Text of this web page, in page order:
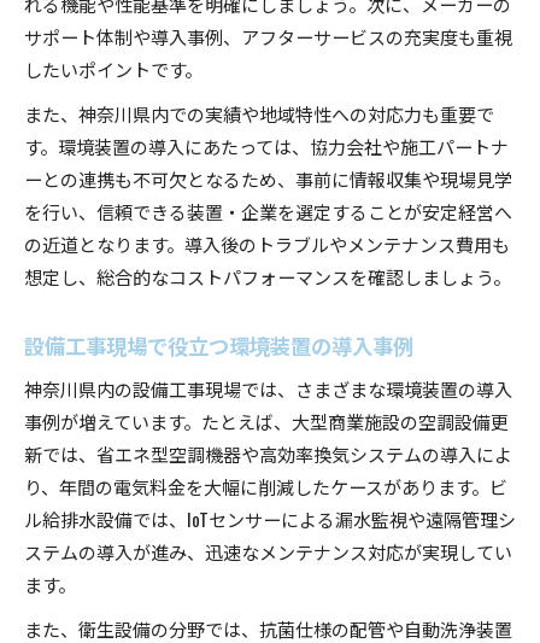
サポート体制や導入事例、アフターサービスの充実度も重視
したいポイントです。
また、神奈川県内での実績や地域特性への対応力も重要で
す。環境装置の導入にあたっては、協力会社や施工パートナ
ーとの連携も不可欠となるため、事前に情報収集や現場見学
を行い、信頼できる装置・企業を選定することが安定経営へ
の近道となります。導入後のトラブルやメンテナンス費用も
想定し、総合的なコストパフォーマンスを確認しましょう。
設備工事現場で役立つ環境装置の導入事例
神奈川県内の設備工事現場では、さまざまな環境装置の導入
事例が増えています。たとえば、大型商業施設の空調設備更
新では、省エネ型空調機器や高効率換気システムの導入によ
り、年間の電気料金を大幅に削減したケースがあります。ビ
ル給排水設備では、IoTセンサーによる漏水監視や遠隔管理シ
ステムの導入が進み、迅速なメンテナンス対応が実現してい
ます。
また、衛生設備の分野では、抗菌仕様の配管や自動洗浄装置